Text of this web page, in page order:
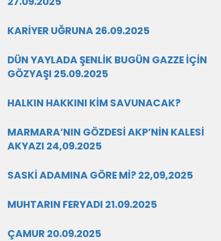
KARİYER UĞRUNA 26.09.2025
DÜN YAYLADA ŞENLİK BUGÜN GAZZE İÇİN
GÖZYAŞI 25.09.2025
HALKIN HAKKINI KİM SAVUNACAK?
MARMARA’NIN GÖZDESİ AKP’NİN KALESİ
AKYAZI 24,09.2025
SASKİ ADAMINA GÖRE Mİ? 22,09,2025
MUHTARIN FERYADI 21.09.2025
ÇAMUR 20.09.2025